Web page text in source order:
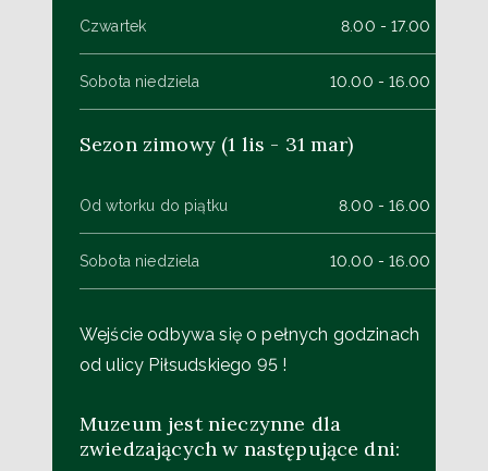
Czwartek 8.00 - 17.00
Sobota niedziela 10.00 - 16.00
Sezon zimowy (1 lis - 31 mar)
Od wtorku do piątku 8.00 - 16.00
Sobota niedziela 10.00 - 16.00
Wejście odbywa się o pełnych godzinach
od ulicy Piłsudskiego 95 !
Muzeum jest nieczynne dla
zwiedzających w następujące dni: